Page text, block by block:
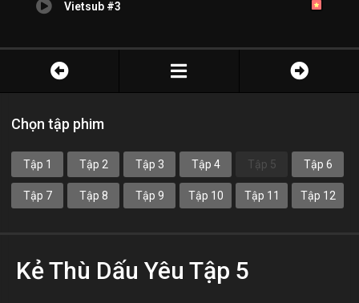
Vietsub #3
Chọn tập phim
Tập 1 Tập 2 Tập 3 Tập 4 Tập 5 Tập 6
Tập 7 Tập 8 Tập 9 Tập 10 Tập 11 Tập 12
Kẻ Thù Dấu Yêu Tập 5